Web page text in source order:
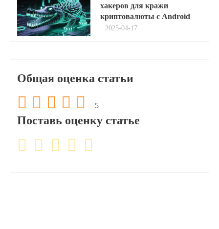
хакеров для кражи
криптовалюты с Android
2025-04-17
Общая оценка статьи
5
Поставь оценку статье